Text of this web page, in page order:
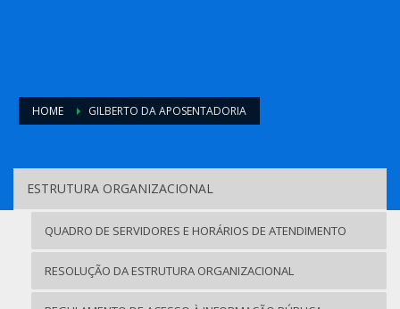
HOME GILBERTO DA APOSENTADORIA
ESTRUTURA ORGANIZACIONAL
QUADRO DE SERVIDORES E HORÁRIOS DE ATENDIMENTO
RESOLUÇÃO DA ESTRUTURA ORGANIZACIONAL